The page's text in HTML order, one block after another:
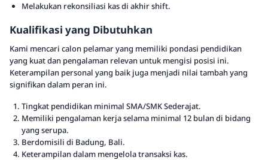
Melakukan rekonsiliasi kas di akhir shift.
Kualifikasi yang Dibutuhkan
Kami mencari calon pelamar yang memiliki pondasi pendidikan
yang kuat dan pengalaman relevan untuk mengisi posisi ini.
Keterampilan personal yang baik juga menjadi nilai tambah yang
signifikan dalam peran ini.
Tingkat pendidikan minimal SMA/SMK Sederajat.
Memiliki pengalaman kerja selama minimal 12 bulan di bidang
yang serupa.
Berdomisili di Badung, Bali.
Keterampilan dalam mengelola transaksi kas.